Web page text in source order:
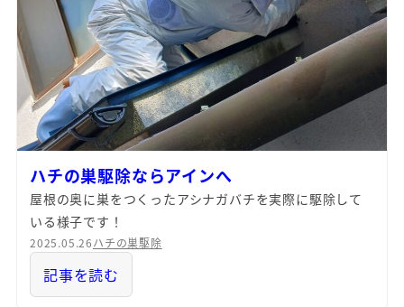
ハチの巣駆除ならアインへ
屋根の奥に巣をつくったアシナガバチを実際に駆除して
いる様子です！
2025.05.26ハチの巣駆除
記事を読む